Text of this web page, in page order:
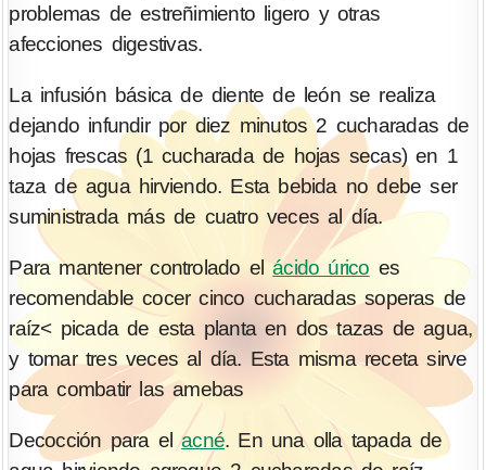
problemas de estreñimiento ligero y otras
afecciones digestivas.
La infusión básica de diente de león se realiza
dejando infundir por diez minutos 2 cucharadas de
hojas frescas (1 cucharada de hojas secas) en 1
taza de agua hirviendo. Esta bebida no debe ser
suministrada más de cuatro veces al día.
Para mantener controlado elácido úrico es
recomendable cocer cinco cucharadas soperas de
raíz< picada de esta planta en dos tazas de agua,
y tomar tres veces al día. Esta misma receta sirve
para combatir las amebas
Decocción para elacné. En una olla tapada de